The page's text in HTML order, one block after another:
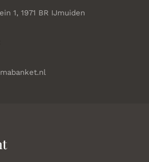
1, 1971 BR IJmuiden